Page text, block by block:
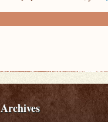
Archives